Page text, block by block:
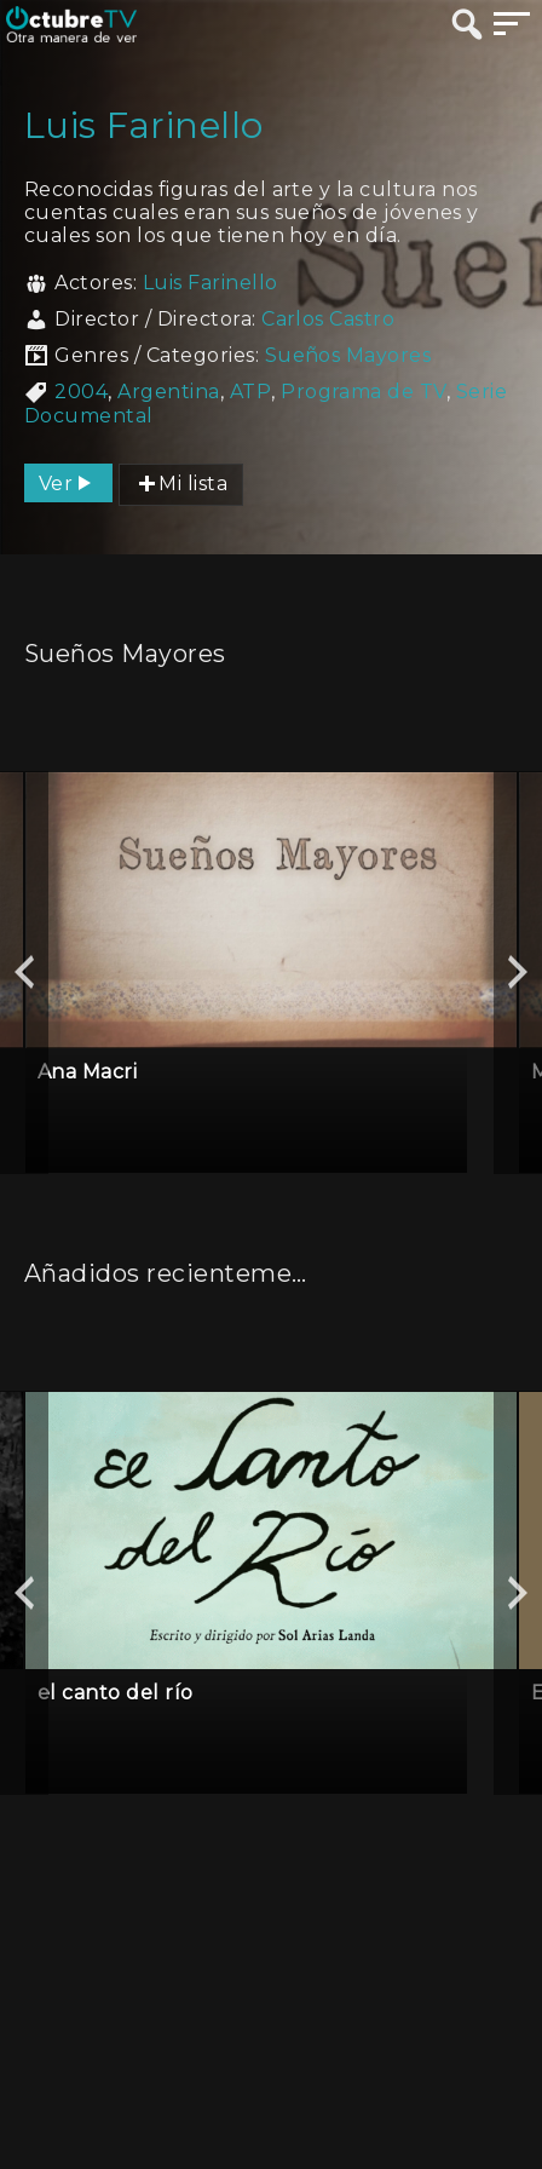
Luis Farinello
Reconocidas figuras del arte y la cultura nos
cuentas cuales eran sus sueños de jóvenes y
cuales son los que tienen hoy en día.
Actores: Luis Farinello
Director / Directora: Carlos Castro
Genres / Categories: Sueños Mayores
2004,Argentina, ATP, Programa de TV, Serie
Documental
Ver Mi lista
Sueños Mayores
Ana Macri
Añadidos recientemente
el canto del río